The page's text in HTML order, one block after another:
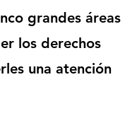
grandes áreas
los derechos
una atención